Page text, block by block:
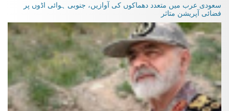
سعودی عرب میں متعدد دھماکوں کی آوازیں، جنوبی ہوائی اڈوں پر
فضائی آپریشن متاثر